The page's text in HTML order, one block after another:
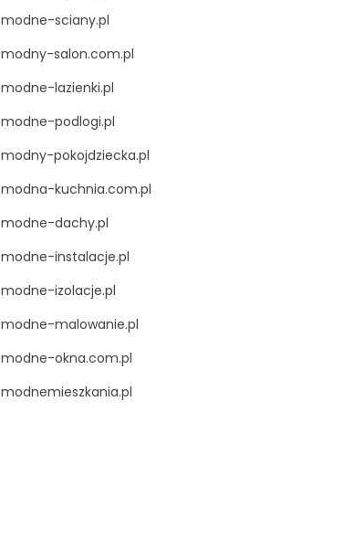
modne-sciany.pl
modny-salon.com.pl
modne-lazienki.pl
modne-podlogi.pl
modny-pokojdziecka.pl
modna-kuchnia.com.pl
modne-dachy.pl
modne-instalacje.pl
modne-izolacje.pl
modne-malowanie.pl
modne-okna.com.pl
modnemieszkania.pl